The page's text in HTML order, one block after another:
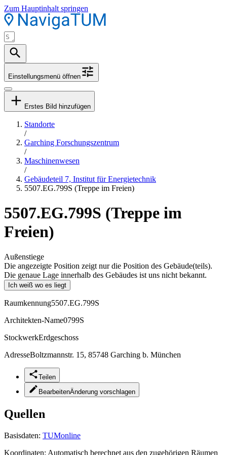
Zum Hauptinhalt springen
Einstellungsmenü öffnen
Erstes Bild hinzufügen
Standorte
/
Garching Forschungszentrum
/
Maschinenwesen
/
Gebäudeteil 7, Institut für Energietechnik
5507.EG.799S (Treppe im Freien)
5507.EG.799S (Treppe im
Freien)
Außenstiege
Die angezeigte Position zeigt nur die Position des Gebäude(teils).
Die genaue Lage innerhalb des Gebäudes ist uns nicht bekannt.
Ich weiß wo es liegt
Raumkennung5507.EG.799S
Architekten-Name0799S
StockwerkErdgeschoss
AdresseBoltzmannstr. 15, 85748 Garching b. München
Teilen
BearbeitenÄnderung vorschlagen
Quellen
Basisdaten: TUMonline
Koordinaten: Automatisch berechnet aus den zugehörigen Räumen